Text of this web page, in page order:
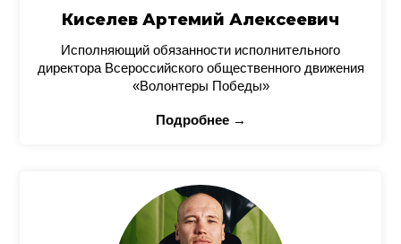
Киселев Артемий Алексеевич
Исполняющий обязанности исполнительного
директора Всероссийского общественного движения
«Волонтеры Победы»
Подробнее →